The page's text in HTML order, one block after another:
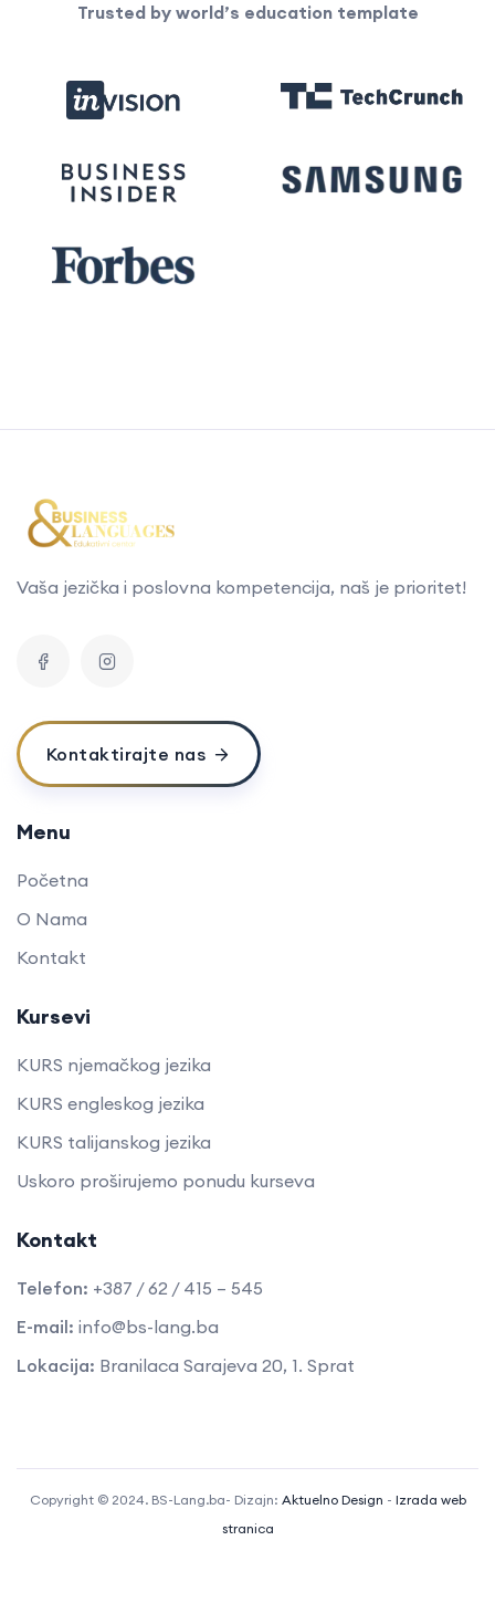
Trusted by world’s education template
Vaša jezička i poslovna kompetencija, naš je prioritet!
Kontaktirajte nas
Menu
Početna
O Nama
Kontakt
Kursevi
KURS njemačkog jezika
KURS engleskog jezika
KURS talijanskog jezika
Uskoro proširujemo ponudu kurseva
Kontakt
Telefon: +387 / 62 / 415 – 545
E-mail: info@bs-lang.ba
Lokacija: Branilaca Sarajeva 20, 1. Sprat
Copyright © 2024. BS-Lang.ba- Dizajn: Aktuelno Design - Izrada web
stranica